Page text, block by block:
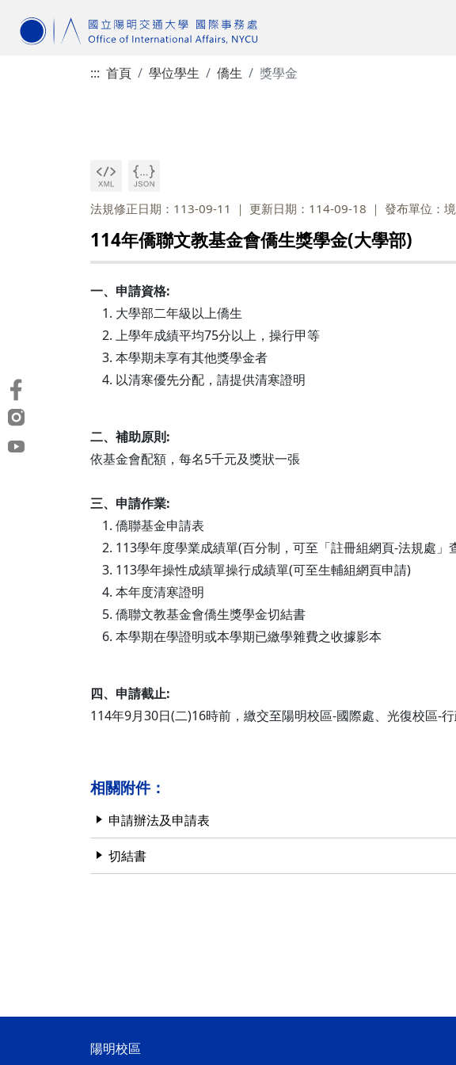
::: 首頁 學位學生 僑生 獎學金
法規修正日期：113-09-11 更新日期：114-09-18 發布單位：
114年僑聯文教基金會僑生獎學金(大學部)
一、申請資格:
大學部二年級以上僑生
上學年成績平均75分以上，操行甲等
本學期未享有其他獎學金者
以清寒優先分配，請提供清寒證明
二、補助原則:
依基金會配額，每名5千元及獎狀一張
三、申請作業:
僑聯基金申請表
113學年度學業成績單(百分制，可至「註冊組網頁-法規處」
113學年操性成績單操行成績單(可至生輔組網頁申請)
本年度清寒證明
僑聯文教基金會僑生獎學金切結書
本學期在學證明或本學期已繳學雜費之收據影本
四、申請截止:
114年9月30日(二)16時前，繳交至陽明校區-國際處、光復校區-
相關附件：
申請辦法及申請表
切結書
陽明校區